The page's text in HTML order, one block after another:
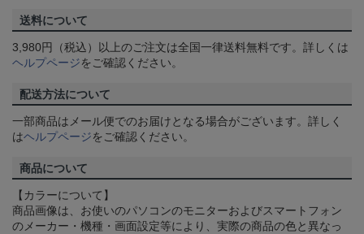
送料について
3,980円（税込）以上のご注文は全国一律送料無料です。詳しくは
ヘルプページをご確認ください。
配送方法について
一部商品はメール便でのお届けとなる場合がございます。詳しく
はヘルプページをご確認ください。
商品について
【カラーについて】
商品画像は、お使いのパソコンのモニターおよびスマートフォン
のメーカー・機種・画面設定等により、実際の商品の色と異なっ